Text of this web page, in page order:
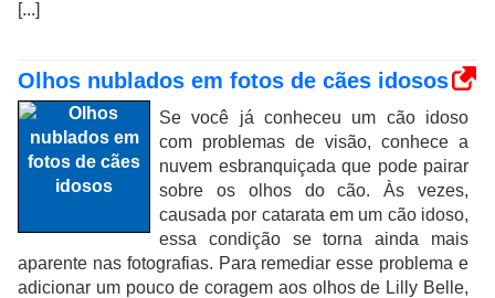
[...]
Olhos nublados em fotos de cães idosos
Se você já conheceu um cão idoso
com problemas de visão, conhece a
nuvem esbranquiçada que pode pairar
sobre os olhos do cão. Às vezes,
causada por catarata em um cão idoso,
essa condição se torna ainda mais
aparente nas fotografias. Para remediar esse problema e
adicionar um pouco de coragem aos olhos de Lilly Belle,